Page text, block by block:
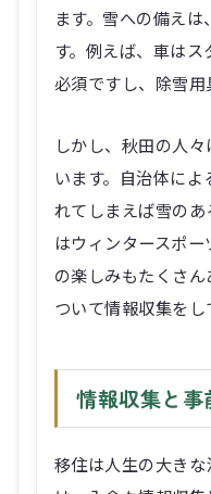
ます。雪への備え
す。例えば、車は
必須ですし、除雪用
しかし、秋田の人
います。自治体に
れてしまえば雪の
はウィンタースポ
の楽しみもたくさ
ついて情報収集をし
情報収集と事
移住は人生の大き